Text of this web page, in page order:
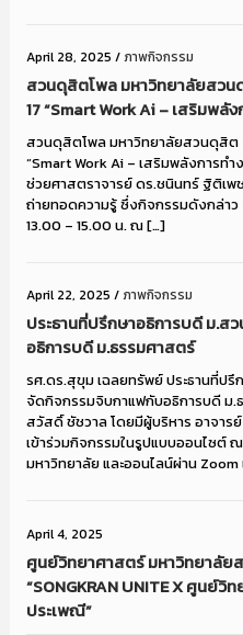
April 28, 2025 /ภาพกิจกรรม
สวนดุสิตโพล มหาวิทยาลัยสวน
17 “Smart Work Ai – เสริมพลั
สวนดุสิตโพล มหาวิทยาลัยสวนดุสิต
“Smart Work Ai – เสริมพลังการท
ช่วยศาสตราจารย์ ดร.ชนินทร์ ฐิติเพ
ถ่ายทอดความรู้ ซึ่งกิจกรรมดังกล่าว
13.00 – 15.00 น. ณ […]
April 22, 2025 /ภาพกิจกรรม
ประธานที่ปรึกษาอธิการบดี ม.
อธิการบดี ม.ธรรมศาสตร์
รศ.ดร.สุขุม เฉลยทรัพย์ ประธานที่ป
จัดกิจกรรมจิบกาแฟกับอธิการบดี ม.
สวัสดิ์ ชัชวาล โดยมีผู้บริหาร อาจาร
เข้าร่วมกิจกรรมในรูปแบบออนไซต์
มหาวิทยาลัย และออนไลน์ผ่าน
April 4, 2025
ศูนย์วิทยาศาสตร์ มหาวิทยาลัย
“SONGKRAN UNITE X ศูนย์วิ
ประเพณี”